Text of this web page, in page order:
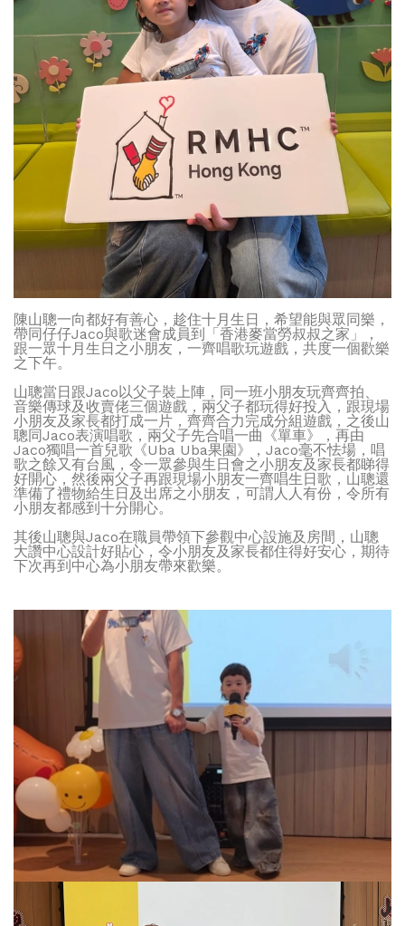
陳山聰一向都好有善心，趁住十月生日，希望能與眾同樂，
帶同仔仔Jaco與歌迷會成員到「香港麥當勞叔叔之家」，
跟一眾十月生日之小朋友，一齊唱歌玩遊戲，共度一個歡樂
之下午。
山聰當日跟Jaco以父子裝上陣，同一班小朋友玩齊齊拍、
音樂傳球及收賣佬三個遊戲，兩父子都玩得好投入，跟現場
小朋友及家長都打成一片，齊齊合力完成分組遊戲，之後山
聰同Jaco表演唱歌，兩父子先合唱一曲《單車》，再由
Jaco獨唱一首兒歌《Uba Uba果園》，Jaco毫不怯場，唱
歌之餘又有台風，令一眾參與生日會之小朋友及家長都睇得
好開心，然後兩父子再跟現場小朋友一齊唱生日歌，山聰還
準備了禮物給生日及出席之小朋友，可謂人人有份，令所有
小朋友都感到十分開心。
其後山聰與Jaco在職員帶領下參觀中心設施及房間，山聰
大讚中心設計好貼心，令小朋友及家長都住得好安心，期待
下次再到中心為小朋友帶來歡樂。